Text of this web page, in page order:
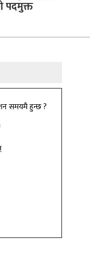
पदमुक्त
समयमै हुन्छ ?